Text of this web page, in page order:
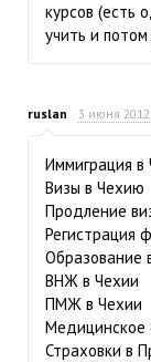
курсов (есть
учить и потом
ruslan 3 июня
Иммиграция в
Визы в Чехию
Продление
Регистрация
Образование
ВНЖ в Чехии
ПМЖ в Чехии
Медицинское
Страховки в